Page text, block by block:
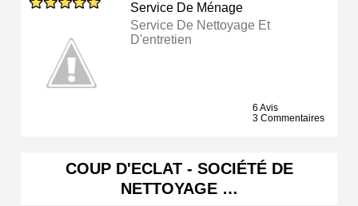
Service De Ménage
Service De Nettoyage Et
D'entretien
6 Avis
3 Commentaires
COUP D'ECLAT - SOCIÉTÉ DE
NETTOYAGE …